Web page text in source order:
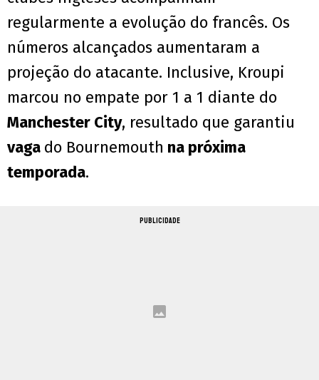
regularmente a evolução do francês. Os
números alcançados aumentaram a
projeção do atacante. Inclusive, Kroupi
marcou no empate por 1 a 1 diante do
Manchester City, resultado que garantiu
vaga do Bournemouth na próxima
temporada.
PUBLICIDADE